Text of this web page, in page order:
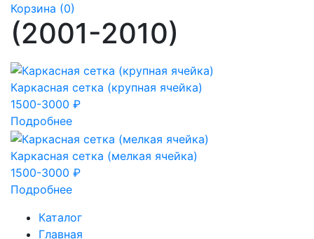
Корзина (0)
(2001-2010)
Каркасная сетка (крупная ячейка)
1500-3000 ₽
Подробнее
Каркасная сетка (мелкая ячейка)
1500-3000 ₽
Подробнее
Каталог
Главная